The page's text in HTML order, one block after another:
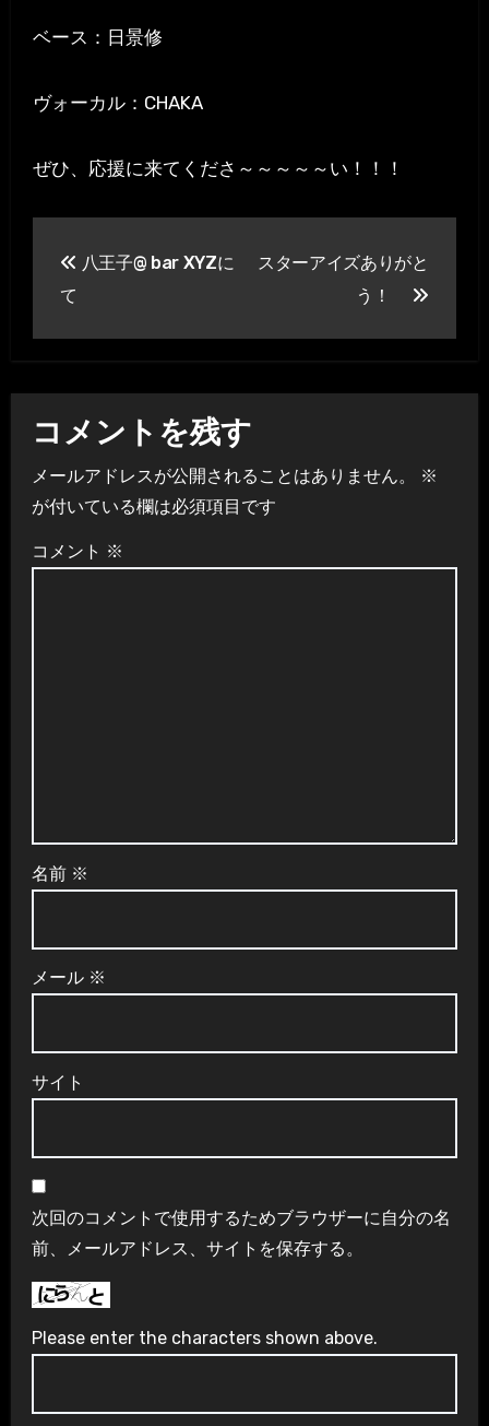
ベース：日景修
ヴォーカル：CHAKA
ぜひ、応援に来てくださ～～～～～い！！！
稿
ゲ
ー
シ
ョ
八王子@ bar XYZに
て
スターアイズありがと
う！
コメントを残す
メールアドレスが公開されることはありません。
※
が付いている欄は必須項目です
コメント ※
名前 ※
メール ※
サイト
次回のコメントで使用するためブラウザーに自分の名
前、メールアドレス、サイトを保存する。
Please enter the characters shown above.